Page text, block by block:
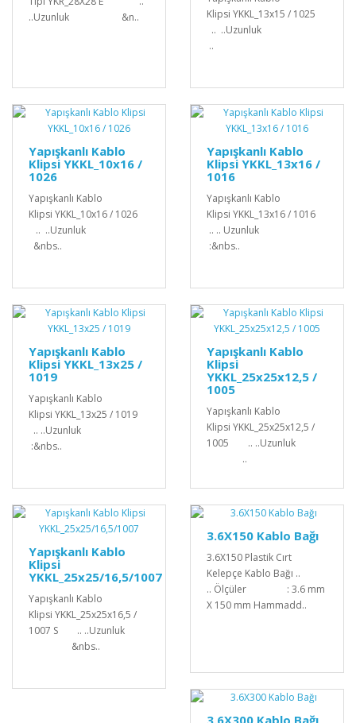
..Uzunluk &n..
Klipsi YKKL_13x15 / 1025
.. ..Uzunluk
..
Yapışkanlı Kablo
Klipsi YKKL_10x16 /
1026
Yapışkanlı Kablo
Klipsi YKKL_10x16 / 1026
.. ..Uzunluk
&nbs..
Yapışkanlı Kablo
Klipsi YKKL_13x16 /
1016
Yapışkanlı Kablo
Klipsi YKKL_13x16 / 1016
.. .. Uzunluk
:&nbs..
Yapışkanlı Kablo
Klipsi YKKL_13x25 /
1019
Yapışkanlı Kablo
Klipsi YKKL_13x25 / 1019
.. ..Uzunluk
:&nbs..
Yapışkanlı Kablo
Klipsi
YKKL_25x25x12,5 /
1005
Yapışkanlı Kablo
Klipsi YKKL_25x25x12,5 /
1005 .. ..Uzunluk
..
Yapışkanlı Kablo
Klipsi
YKKL_25x25/16,5/1007
Yapışkanlı Kablo
Klipsi YKKL_25x25x16,5 /
1007 S .. ..Uzunluk
&nbs..
3.6X150 Kablo Bağı
3.6X150 Plastik Cırt
Kelepçe Kablo Bağı ..
.. Ölçüler : 3.6 mm
X 150 mm Hammadd..
3.6X300 Kablo Bağı